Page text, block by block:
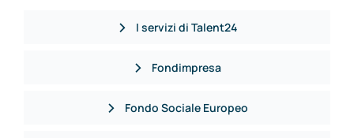
I servizi di Talent24
Fondimpresa
Fondo Sociale Europeo